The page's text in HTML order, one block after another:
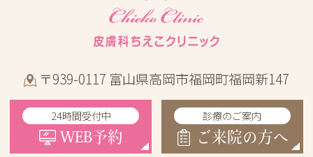
〒939-0117 富山県高岡市福岡町福岡新147
24時間受付中
WEB予約
診療のご案内
ご来院の方へ